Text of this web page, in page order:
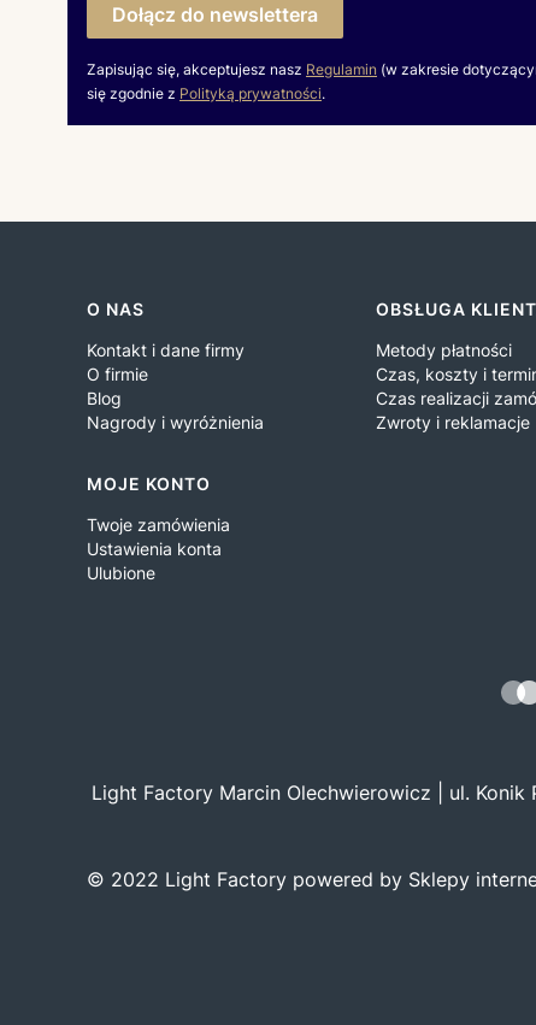
Dołącz do newslettera
Zapisując się, akceptujesz nasz Regulamin (w zakresie
się zgodnie z Polityką prywatności.
Linki w stopce
O NAS
Kontakt i dane firmy
O firmie
Blog
Nagrody i wyróżnienia
OBSŁUGA
Metody płatności
Czas, koszty i
Czas realizacji
Zwroty i reklamacje
MOJE KONTO
Twoje zamówienia
Ustawienia konta
Ulubione
Light Factory Marcin Olechwierowicz | ul.
© 2022 Light Factory powered by Sklepy